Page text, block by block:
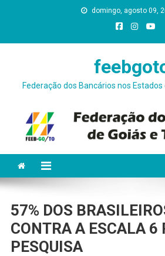
domingo, agosto 09,
Federação dos Bancários nos
57% DOS
CONTRA A ESCALA 6
PESQUISA